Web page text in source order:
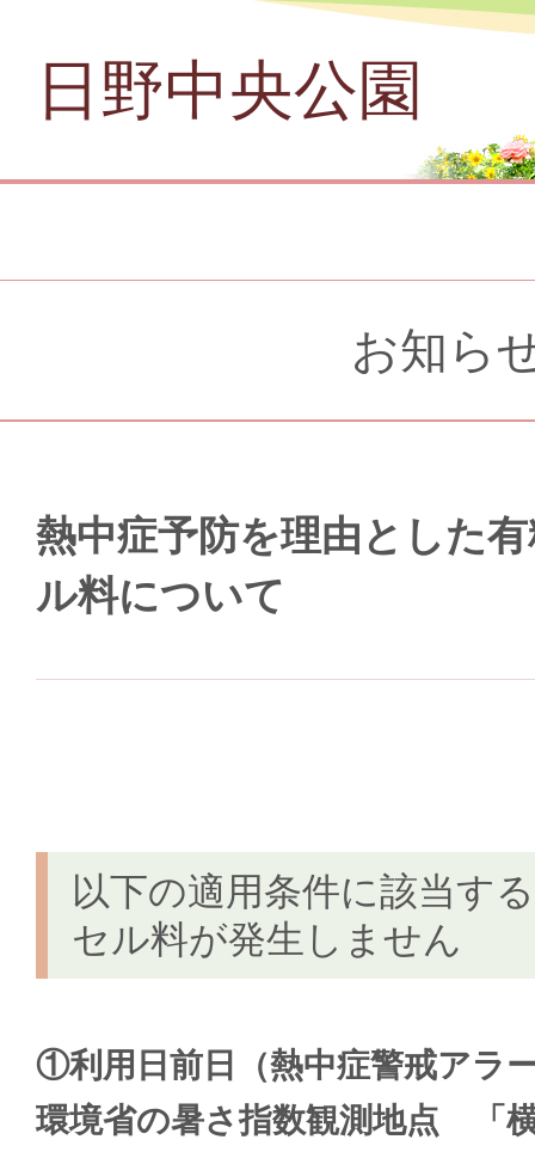
日野中央公園
お知ら
熱中症予防を理由とした
ル料について
以下の適用条件に該当す
セル料が発生しません
①利用日前日（熱中症警戒アラ
環境省の暑さ指数観測地点 「